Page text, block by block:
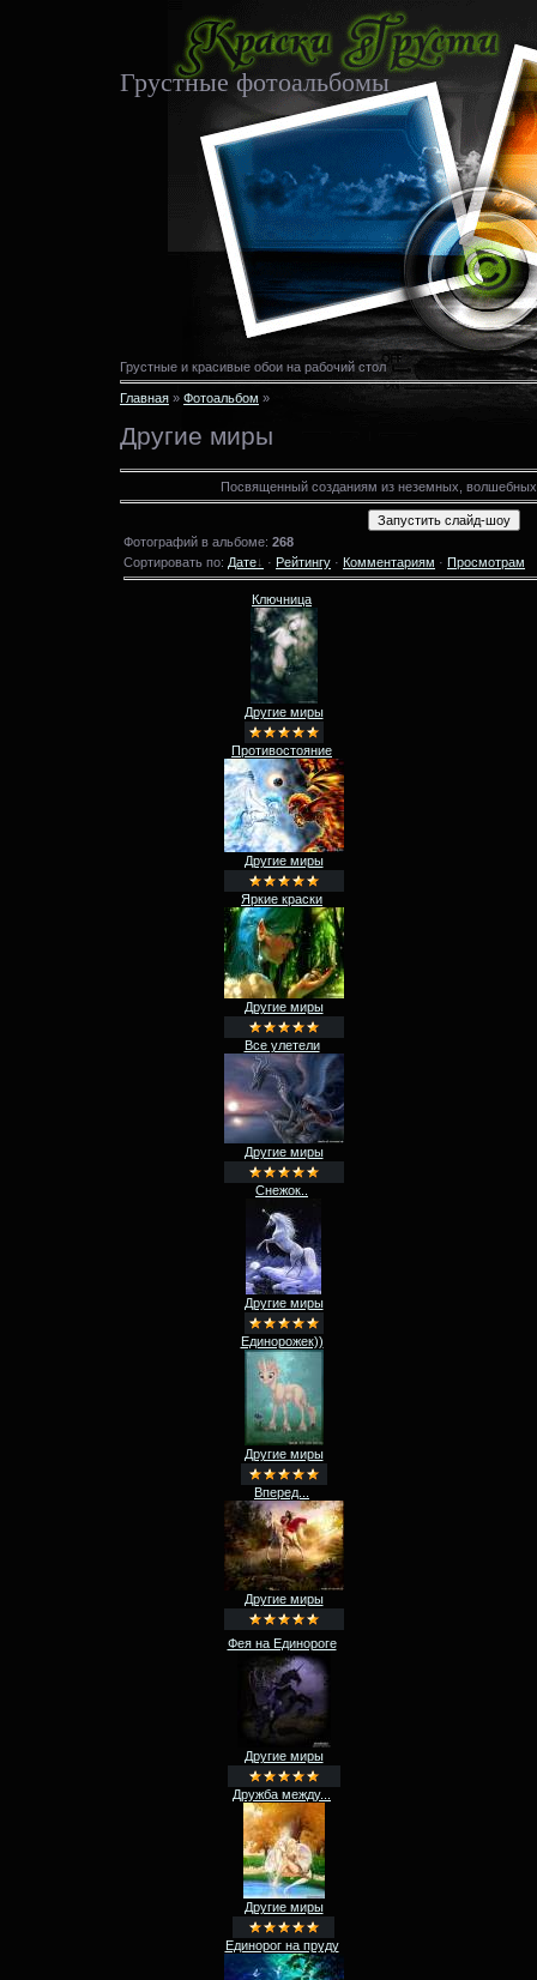
Грустные фотоальбомы
Грустные и красивые обои на рабочий стол
Главная » Фотоальбом »
Другие миры
Посвященный созданиям из неземных,
Фотографий в альбоме: 268
Сортировать по: Дате · Рейтингу · Комментариям · Просмотрам
Ключница
Другие миры
Противостояние
Другие миры
Яркие краски
Другие миры
Все улетели
Другие миры
Снежок..
Другие миры
Единорожек))
Другие миры
Вперед...
Другие миры
Фея на Единороге
Другие миры
Дружба между...
Другие миры
Единорог на пруду